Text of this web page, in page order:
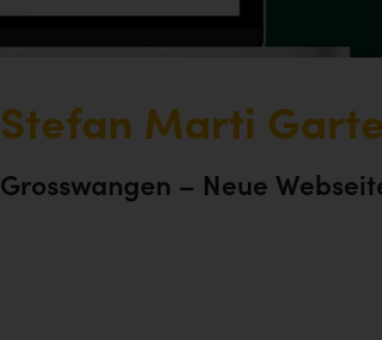
Stefan Marti
Grosswangen – Neue